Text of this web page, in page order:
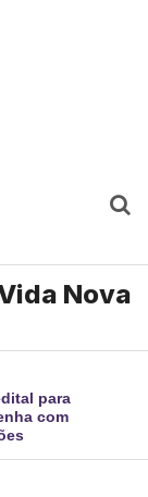
Nova
para
com